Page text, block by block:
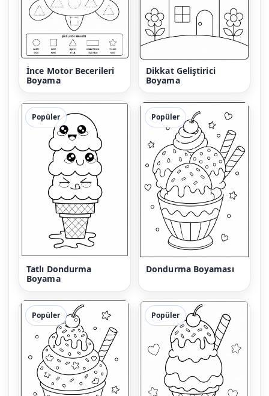
İnce Motor Becerileri
Boyama
Dikkat Geliştirici
Boyama
Popüler
Tatlı Dondurma
Boyama
Popüler
Dondurma Boyaması
Popüler Popüler